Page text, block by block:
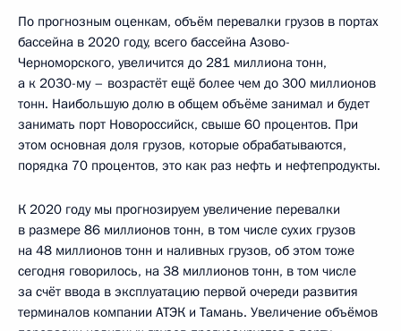
По прогнозным оценкам, объём перевалки грузов в портах
бассейна в 2020 году, всего бассейна Азово-
Черноморского, увеличится до 281 миллиона тонн,
а к 2030-му – возрастёт ещё более чем до 300 миллионов
тонн. Наибольшую долю в общем объёме занимал и будет
занимать порт Новороссийск, свыше 60 процентов. При
этом основная доля грузов, которые обрабатываются,
порядка 70 процентов, это как раз нефть и нефтепродукты.
К 2020 году мы прогнозируем увеличение перевалки
в размере 86 миллионов тонн, в том числе сухих грузов
на 48 миллионов тонн и наливных грузов, об этом тоже
сегодня говорилось, на 38 миллионов тонн, в том числе
за счёт ввода в эксплуатацию первой очереди развития
терминалов компании АТЭК и Тамань. Увеличение объёмов